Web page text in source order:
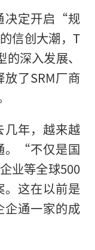
决定开启“规
信创大潮，T
深入发展、
了SRM厂商
几年，越来越
。“不仅是国
业等全球500
。这在以前是
企通一家的成